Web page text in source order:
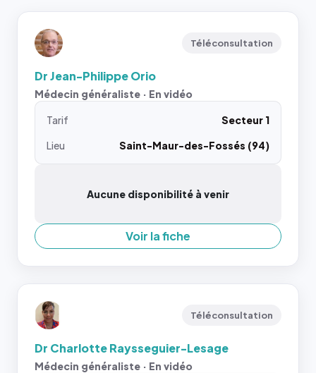
Téléconsultation
Dr Jean-Philippe Orio
Médecin généraliste · En vidéo
Tarif
Secteur 1
Lieu
Saint-Maur-des-Fossés (94)
Aucune disponibilité à venir
Voir la fiche
Téléconsultation
Dr Charlotte Raysseguier-Lesage
Médecin généraliste · En vidéo